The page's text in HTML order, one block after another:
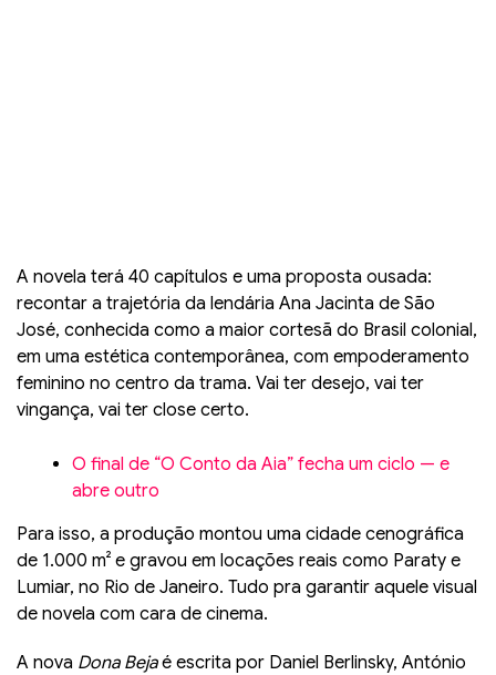
A novela terá 40 capítulos e uma proposta ousada:
recontar a trajetória da lendária Ana Jacinta de São
José, conhecida como a maior cortesã do Brasil colonial,
em uma estética contemporânea, com empoderamento
feminino no centro da trama. Vai ter desejo, vai ter
vingança, vai ter close certo.
O final de “O Conto da Aia” fecha um ciclo — e
abre outro
Para isso, a produção montou uma cidade cenográfica
de 1.000 m² e gravou em locações reais como Paraty e
Lumiar, no Rio de Janeiro. Tudo pra garantir aquele visual
de novela com cara de cinema.
A nova Dona Bejaé escrita por Daniel Berlinsky, António